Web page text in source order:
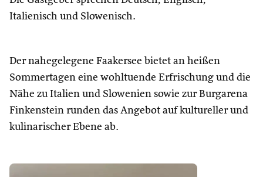
Italienisch und Slowenisch.
Der nahegelegene Faakersee bietet an heißen
Sommertagen eine wohltuende Erfrischung und die
Nähe zu Italien und Slowenien sowie zur Burgarena
Finkenstein runden das Angebot auf kultureller und
kulinarischer Ebene ab.